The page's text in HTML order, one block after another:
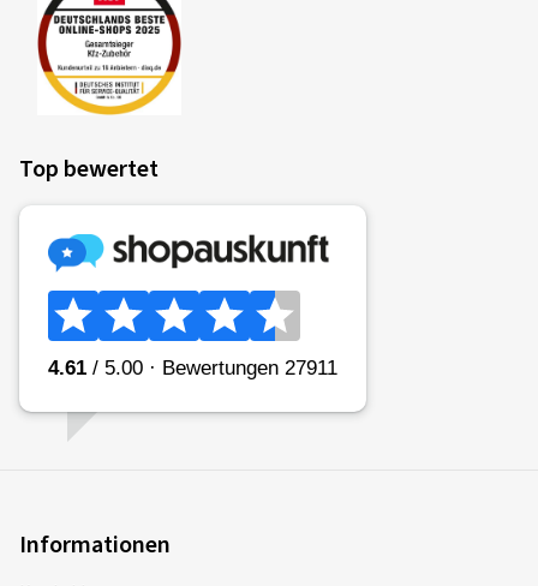
Ralf B., Deutschland
Felgengröße in Zoll:
Farbe:black polished matt
Fahrzeugtyp:VW Passat Variant (CJ (B9))
Verifizierter Kauf
Christoph S., Schweiz
Felgengröße in Zoll:
8x19 - ET 44 - LK 5x112
Top bewertet
Informationen